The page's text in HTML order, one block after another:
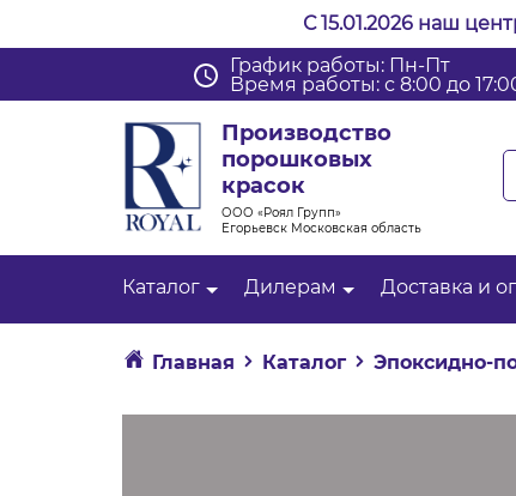
С 15.01.2026 наш
График работы: Пн-Пт
Время работы: с 8:00 до
Производство
порошковых
красок
ООО «Роял Групп»
Егорьевск Московская область
Каталог Дилерам Доставка и
Главная Каталог Эпоксидно-